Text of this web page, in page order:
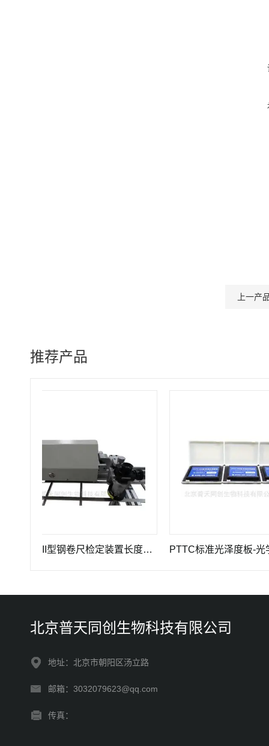
上一产
推荐产品
PTTC-II型钢卷尺检定装置长度计量仪器 PTTC标准光泽度板-光学计
北京普天同创生物科技有限公司
地址：北京市朝阳区汤立路
邮箱：3032079623@qq.com
传真：